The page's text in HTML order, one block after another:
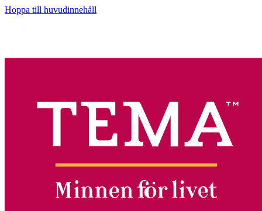
Hoppa till huvudinnehåll